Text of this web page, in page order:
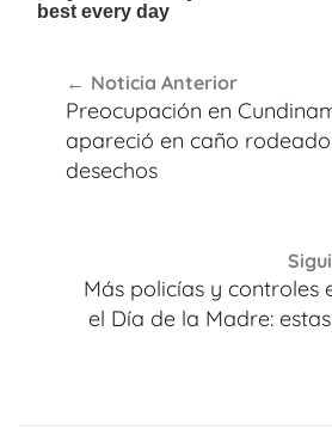
de
entradas
Noticia Anterior
Preocupación en
apareció en caño
desechos
Más policías y controles
el Día de la Madre: